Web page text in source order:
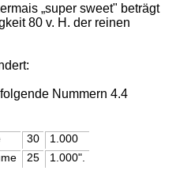
„super sweet" beträgt
80 v. H. der reinen
Nummern 4.4
30
1.000
25 1.000".